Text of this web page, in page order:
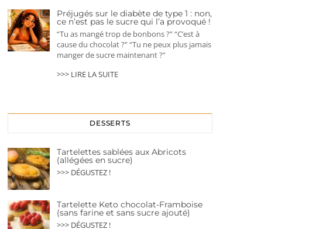
Préjugés sur le diabète de type 1 : non,
ce n’est pas le sucre qui l’a provoqué !
“Tu as mangé trop de bonbons ?” “C’est à
cause du chocolat ?” “Tu ne peux plus jamais
manger de sucre maintenant ?”
>>> LIRE LA SUITE
DESSERTS
Tartelettes sablées aux Abricots
(allégées en sucre)
>>> DÉGUSTEZ !
Tartelette Keto chocolat-Framboise
(sans farine et sans sucre ajouté)
>>> DÉGUSTEZ !